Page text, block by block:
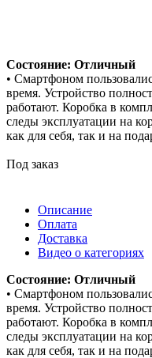
Состояние: Отличный
• Смартфоном
время. Устройство
работают. Коробка в
следы эксплуатации на
как для себя, так и на
Под заказ
Описание
Оплата
Доставка
Видео о категориях
Состояние: Отличный
• Смартфоном
время. Устройство
работают. Коробка в
следы эксплуатации на
как для себя, так и на